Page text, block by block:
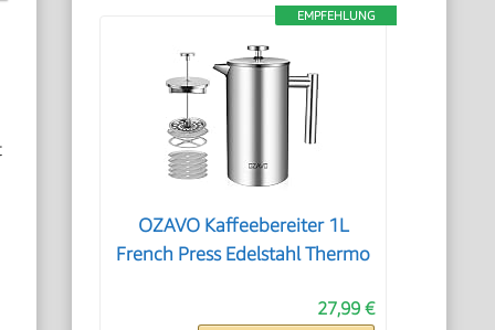
EMPFEHLUNG
OZAVO Kaffeebereiter 1L
French Press Edelstahl Thermo
27,99 €